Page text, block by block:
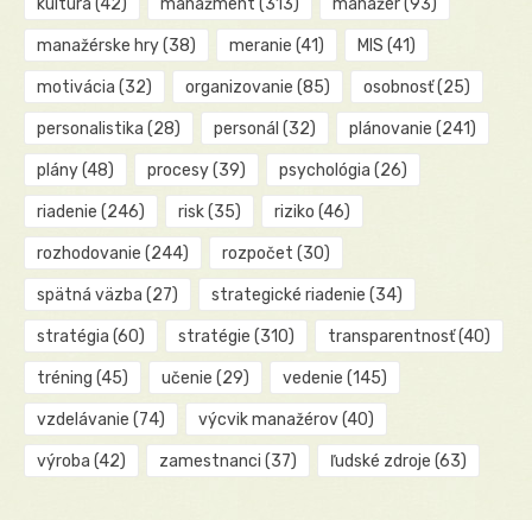
manažérske hry(38) meranie (41) MIS (41)
motivácia (32) organizovanie (85) osobnosť(25)
personalistika (28) personál (32) plánovanie (241)
plány(48) procesy(39) psychológia (26)
riadenie (246) risk(35) riziko (46)
rozhodovanie (244) rozpočet (30)
spätná väzba (27) strategické riadenie (34)
stratégia (60) stratégie (310) transparentnosť(40)
tréning (45) učenie (29) vedenie (145)
vzdelávanie (74) výcvik manažérov(40)
výroba (42) zamestnanci (37) ľudské zdroje (63)